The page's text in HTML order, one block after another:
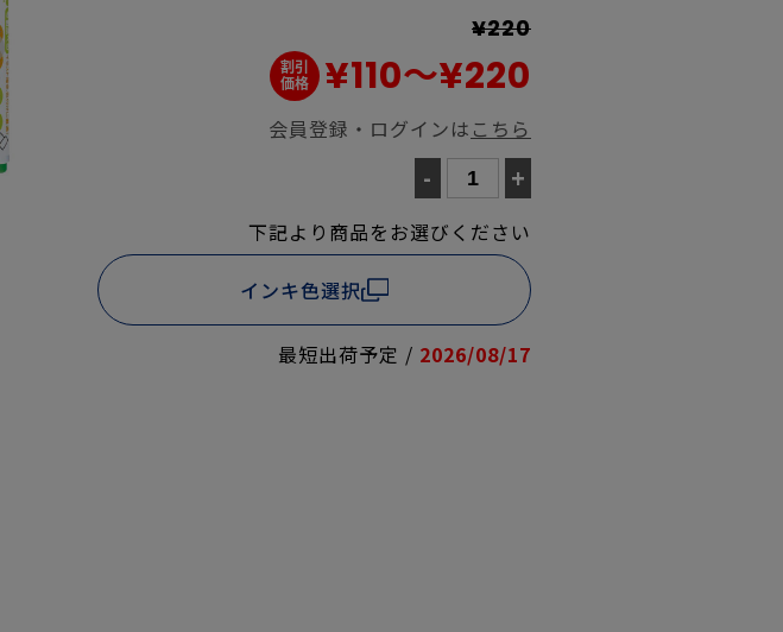
¥220
¥110～¥220
会員登録・ログインは こちら
- +
下記より商品をお選びください
インキ色選択
最短出荷予定 / 2026/08/17